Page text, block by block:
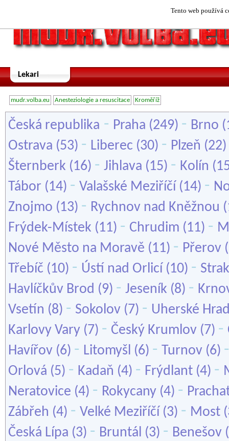
Tento web používá
Lekari
mudr.volba.eu Anesteziologie a resuscitace Kroměříž
Česká republika - Praha (249) - Brno
Ostrava (53) - Liberec (30) - Plzeň (22)
Šternberk (16) - Jihlava (15) - Kolín
Tábor (14) - Valašské Meziříčí (14) -
Znojmo (13) - Rychnov nad Kněžnou
Frýdek-Místek (11) - Chrudim (11) -
Nové Město na Moravě (11) - Přerov
Třebíč (10) - Ústí nad Orlicí (10) -
Havlíčkův Brod (9) - Jeseník (8) -
Vsetín (8) - Sokolov (7) - Uherské
Karlovy Vary (7) - Český Krumlov (7) -
Havířov (6) - Litomyšl (6) - Turnov (6)
Orlová (5) - Kadaň (4) - Frýdlant (4) -
Neratovice (4) - Rokycany (4) -
Zábřeh (4) - Velké Meziříčí (3) - Most
Česká Lípa (3) - Bruntál (3) - Benešov